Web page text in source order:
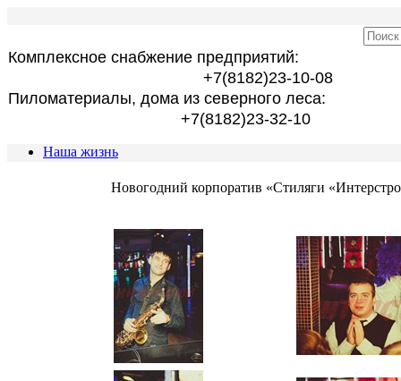
Комплексное снабжение предприятий:
+7(8182)23-10-08
Пиломатериалы, дома из северного леса:
+7(8182)23-32-10
Наша жизнь
Новогодний корпоратив «Стиляги